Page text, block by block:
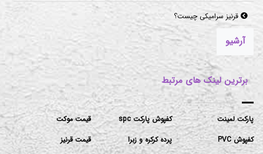
موکت‌های مناسب برای فضاهای پرتردد و فضاهای اداری
آرشیو
برترین لینک های مرتبط
پارکت لمینت
کفپوش PVC
کفپوش پارکت spc
پرده کرکره و زبرا
قیمت موکت
قیمت قرنیز